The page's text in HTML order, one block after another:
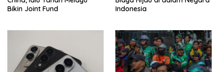
Bikin Joint Fund
Indonesia